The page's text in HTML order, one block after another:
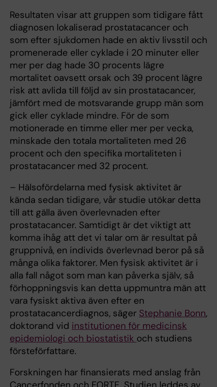
Resultaten visar att gruppen som tidigare fått
diagnosen lokaliserad prostatacancer och
som efter sjukdomen hade en aktiv livsstil och
promenerade eller cyklade i 20 minuter eller
mer per dag hade 30 procents lägre
mortalitet oavsett orsak och 39 procent lägre
risk att avlida till följd av sin prostatacancer,
jämfört med de motsvarande grupp män som
gick eller cyklade mindre. För de som
motionerade en timme eller mer per vecka,
minskade den totala mortaliteten med 26
procent och den specifika mortaliteten i
prostatacancer med 32 procent.
– Hälsofördelarna med fysisk aktivitet är
kända sedan tidigare, vår studie utökar detta
till att gälla även överlevnaden efter
prostatacancer. Samtidigt är det viktigt att
komma ihåg att det vi talar om är resultat på
gruppnivå, en individs överlevnad beror på så
många olika faktorer. Men fysisk aktivitet är i
alla fall något som man kan påverka själv, så
förhoppningsvis kan detta uppmuntra män att
vara fysiskt aktiva även efter en
prostatacancerdiagnos, säger Stephanie Bonn,
doktorand vid institutionen för medicinsk
epidemiologi och biostatistik och studiens
försteförfattare.
Forskningen har finansierats med anslag från